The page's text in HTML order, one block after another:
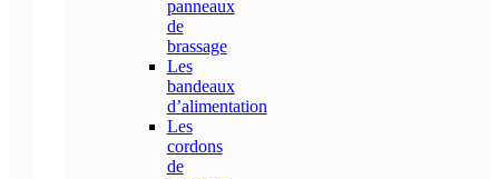
panneaux
de
brassage
Les
bandeaux
d’alimentation
Les
cordons
de